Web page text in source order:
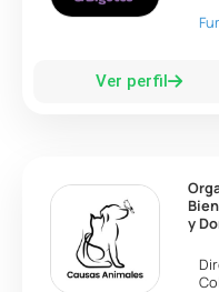
Ver perfil
y